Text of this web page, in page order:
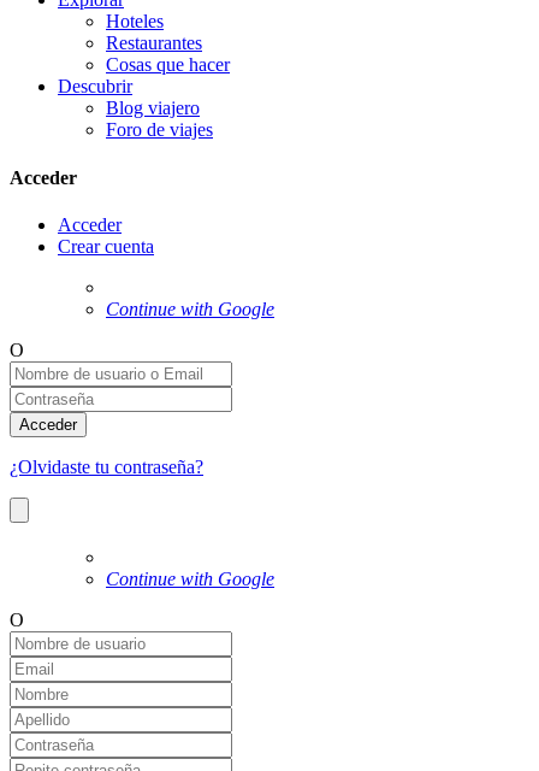
Hoteles
Restaurantes
Cosas que hacer
Descubrir
Blog viajero
Foro de viajes
Acceder
Acceder
Crear cuenta
Continue with Google
O
Acceder
¿Olvidaste tu contraseña?
Continue with Google
O